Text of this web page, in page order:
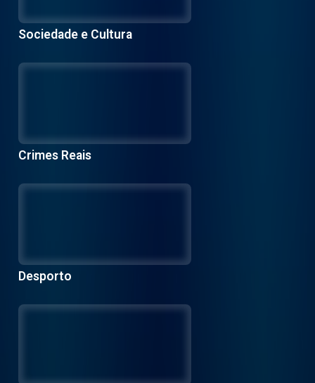
Sociedade e Cultura
Crimes Reais
Desporto